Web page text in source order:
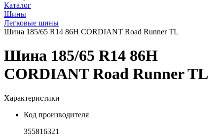
Каталог
Шины
Легковые шины
Шина 185/65 R14 86H CORDIANT Road Runner TL
Шина 185/65 R14 86H
CORDIANT Road Runner TL
Характеристики
Код производителя
355816321